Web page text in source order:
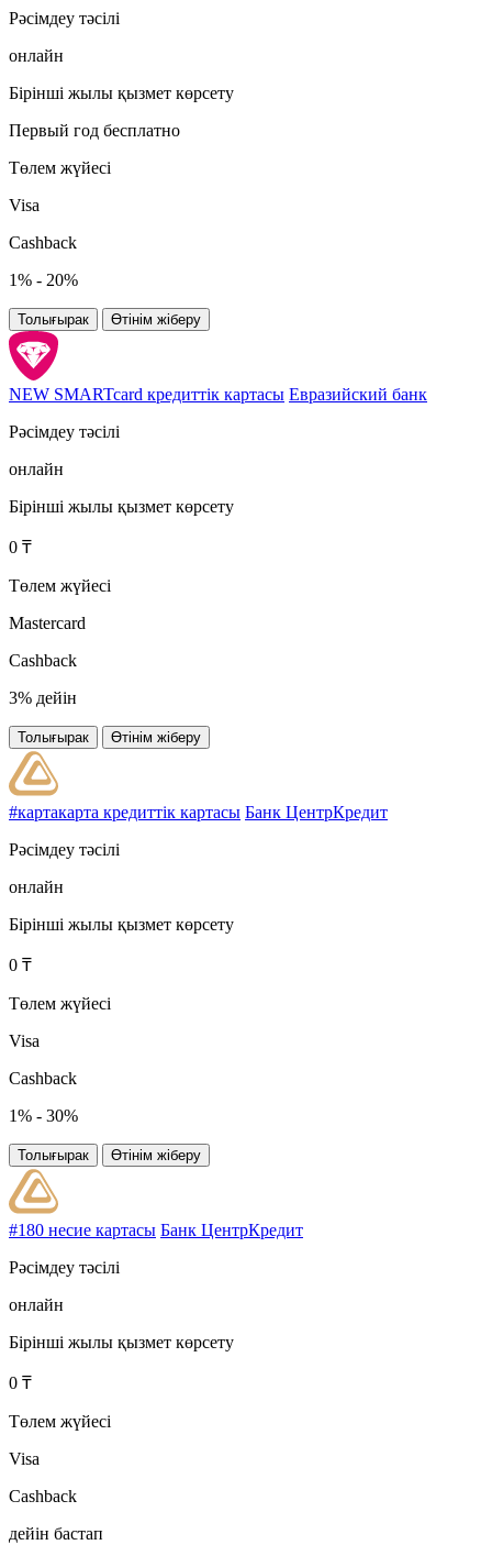
Рәсімдеу тәсілі
онлайн
Бірінші жылы қызмет көрсету
Первый год бесплатно
Төлем жүйесі
Visa
Cashback
1% - 20%
Толығырак Өтінім жіберу
NEW SMARTcard кредиттік картасы Евразийский банк
Рәсімдеу тәсілі
онлайн
Бірінші жылы қызмет көрсету
0 ₸
Төлем жүйесі
Mastercard
Cashback
3% дейін
Толығырак Өтінім жіберу
#картакарта кредиттік картасы Банк ЦентрКредит
Рәсімдеу тәсілі
онлайн
Бірінші жылы қызмет көрсету
0 ₸
Төлем жүйесі
Visa
Cashback
1% - 30%
Толығырак Өтінім жіберу
#180 несие картасы Банк ЦентрКредит
Рәсімдеу тәсілі
онлайн
Бірінші жылы қызмет көрсету
0 ₸
Төлем жүйесі
Visa
Cashback
дейін бастап